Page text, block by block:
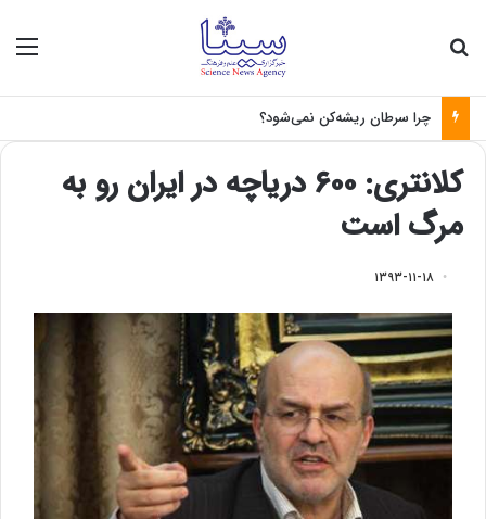
چرا سرطان ریشه‌کن نمی‌شود؟
کلانتری: ۶۰۰ دریاچه در ایران رو به
مرگ است
۱۳۹۳-۱۱-۱۸